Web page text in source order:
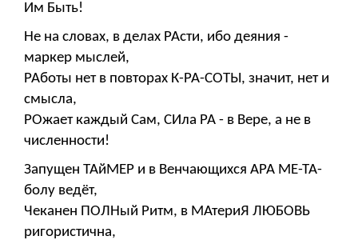
Им Быть!
Не на словах, в делах РАсти, ибо деяния -
маркер мыслей,
РАботы нет в повторах К-РА-СОТЫ, значит, нет и
смысла,
РОжает каждый Сам, СИла РА - в Вере, а не в
численности!
Запущен ТАйМЕР и в Венчающихся АРА МЕ-ТА-
болу ведёт,
Чеканен ПОЛНый Ритм, в МАтериЯ ЛЮБОВЬ
ригористична,